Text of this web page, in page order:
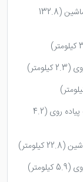
(132.8
(2.3 کیلومتر)
(4.2
(22.8 کیلومتر)
(5.9 کیلومتر)